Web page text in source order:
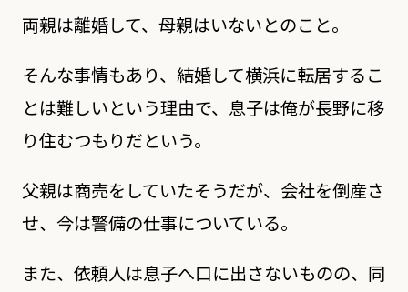
両親は離婚して、母親はいないとのこと。
そんな事情もあり、結婚して横浜に転居するこ
とは難しいという理由で、息子は俺が長野に移
り住むつもりだという。
父親は商売をしていたそうだが、会社を倒産さ
せ、今は警備の仕事についている。
また、依頼人は息子へ口に出さないものの、同